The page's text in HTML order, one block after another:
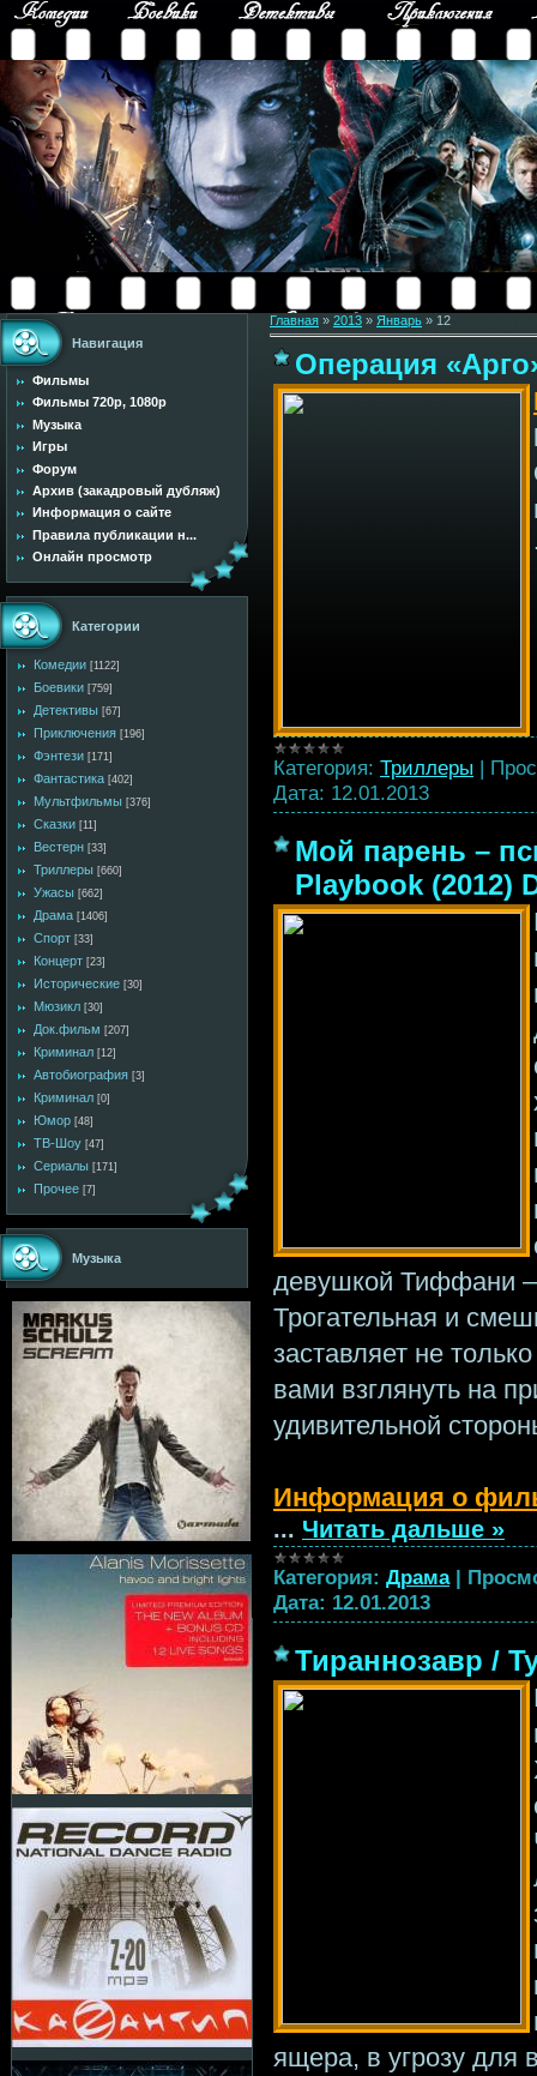
Навигация
Фильмы
Фильмы 720p, 1080p
Музыка
Игры
Форум
Архив (закадровый дубляж)
Информация о сайте
Правила публикации н...
Онлайн просмотр
Категории
Комедии [1122]
Боевики [759]
Детективы [67]
Приключения [196]
Фэнтези [171]
Фантастика [402]
Мультфильмы [376]
Сказки [11]
Вестерн [33]
Триллеры [660]
Ужасы [662]
Драма [1406]
Спорт [33]
Концерт [23]
Исторические [30]
Мюзикл [30]
Док.фильм [207]
Криминал [12]
Автобиография [3]
Криминал [0]
Юмор [48]
ТВ-Шоу [47]
Сериалы [171]
Прочее [7]
Музыка
Главная » 2013 » Январь » 12
Операция
Категория: Триллеры |
Дата: 12.01.2013
Мой парень –
Playbook (2012)
девушкой Тиффани
Трогательная и
заставляет не
вами взглянуть на
удивительной
Информация о
... Читать дальше »
Категория: Драма |
Дата: 12.01.2013
Тираннозавр /
ящера, в угрозу для